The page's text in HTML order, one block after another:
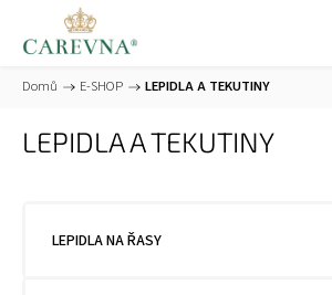
Domů / E-SHOP / LEPIDLA A TEKUTINY
LEPIDLA A TEKUTINY
LEPIDLA NA ŘASY